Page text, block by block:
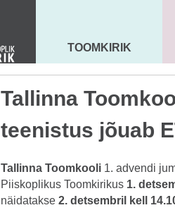
MAARJA KIRIK
TOOMKIRIK
Tallinna
teenistus jõuab
Tallinna Toomkooli 1. advendi
Piiskoplikus Toomkirikus 1.
näidatakse 2. detsembril kell